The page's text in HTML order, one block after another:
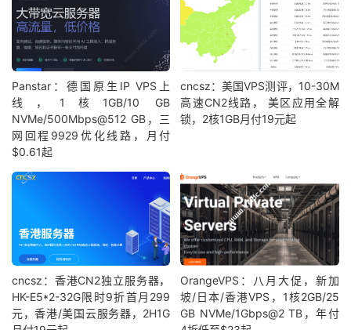
Panstar：德国原生IP VPS上
线，1核1GB/10 GB
NVMe/500Mbps@512 GB，三
网回程9929优化线路，月付
$0.61起
cncsz：美国VPS测评，10-30M
高速CN2线路， 美区应用全解
锁，2核1GB月付19元起
cncsz：香港CN2独立服务器，
HK-E5*2-32G限时9折首月299
元，香港/美国云服务器，2H1G
OrangeVPS：八月大促，新加
坡/日本/香港VPS，1核2GB/25
GB NVMe/1Gbps@2 TB，年付